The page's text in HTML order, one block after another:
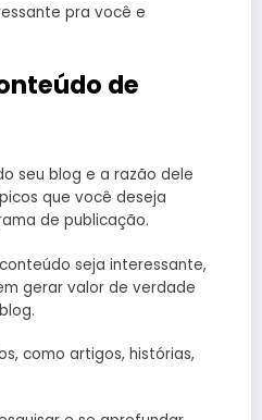
pra você e
de
seu blog e a razão dele
que você deseja
de publicação.
seja interessante,
gerar valor de verdade
como artigos, histórias,